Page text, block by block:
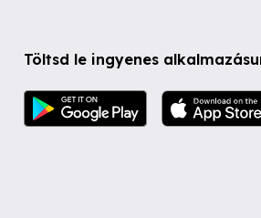
Töltsd le ingyenes